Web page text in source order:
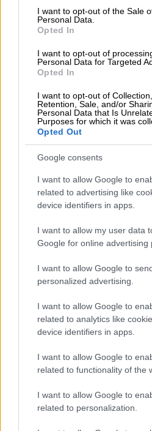
consent section.
I want to opt-out of the Sale
Personal Data.
Opted In
I want to opt-out of
Personal Data for Targeted
Opted In
I want to opt-out of
Retention, Sale, and/or
Personal Data that Is
Purposes for which it was
Opted Out
Google consents
I want to allow Google to
related to advertising like
device identifiers in apps.
I want to allow my user data
Google for online advertising
I want to allow Google to
personalized advertising.
I want to allow Google to
related to analytics like
device identifiers in apps.
I want to allow Google to
related to functionality of the
I want to allow Google to
related to personalization.
Αθλητισμός|09.12.2023 18:30
«Χάλκινη» η Άννα
100μ. πεταλούδα στο
κολύμβησης
Η Αννα Ντουντουνάκη
για τέταρτη φορά στη